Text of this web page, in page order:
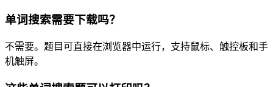
单词搜索需要下载吗？
不需要。题目可直接在浏览器中运行，支持鼠标、触控板和手
机触屏。